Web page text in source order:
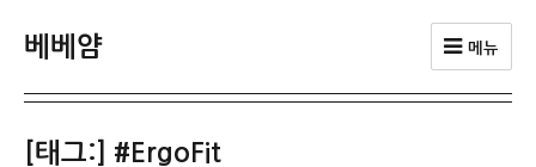
베베얌 메뉴
[태그:] #ErgoFit